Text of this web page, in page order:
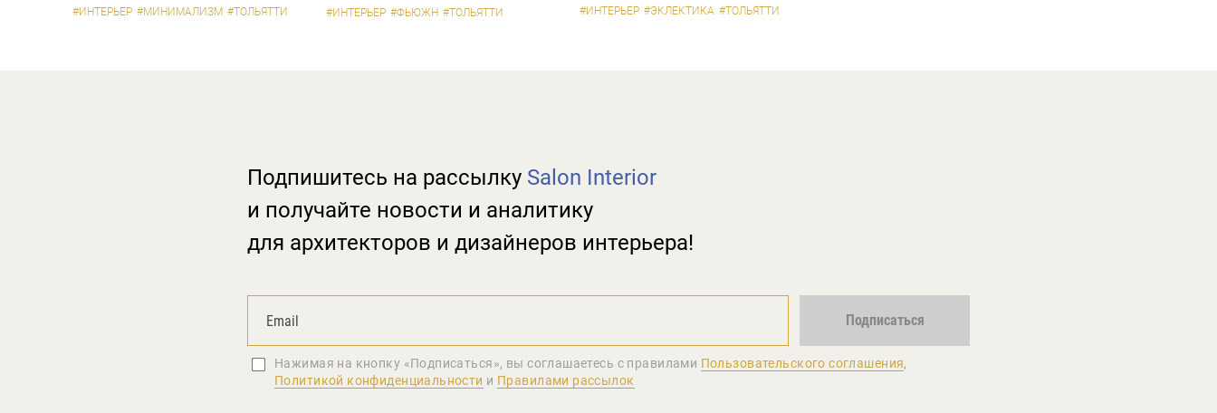
#ИНТЕРЬЕР #МИНИМАЛИЗМ #ТОЛЬЯТТИ #ИНТЕРЬЕР #ФЬЮЖН #ТОЛЬЯТТИ #ИНТЕРЬЕР #ЭКЛЕКТИКА #ТОЛЬЯТТИ
Подпишитесь на рассылку Salon Interior
и получайте новости и аналитику
для архитекторов и дизайнеров интерьера!
Подписаться
Нажимая на кнопку «Подписаться», вы соглашаетеcь с правилами Пользовательского соглашения,
Политикой конфиденциальности и Правилами рассылок